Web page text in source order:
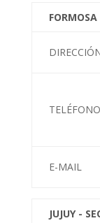
TELÉFONO
E-MAIL
JUJUY -